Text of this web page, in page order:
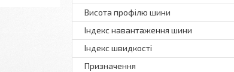
Висота профілю шини
Індекс навантаження шини
Індекс швидкості
Призначення